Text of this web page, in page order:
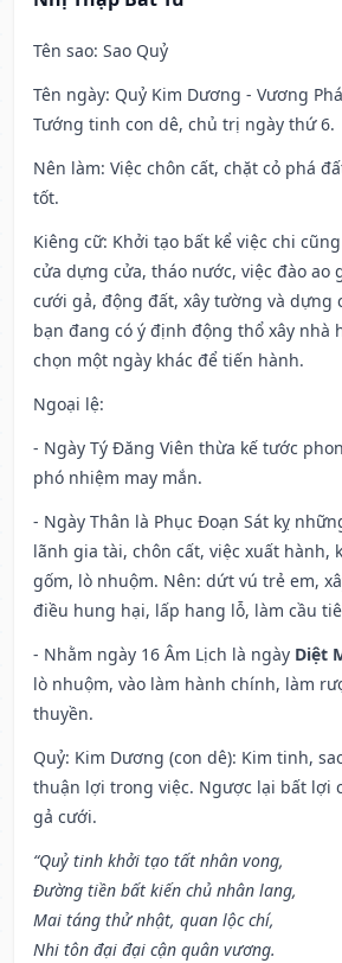
Tên sao: Sao Quỷ
Tên ngày: Quỷ Kim Dương - Vương
Tướng tinh con dê, chủ trị ngày thứ 6.
Nên làm: Việc chôn cất, chặt cỏ phá
tốt.
Kiêng cữ: Khởi tạo bất kể việc chi
cửa dựng cửa, tháo nước, việc đào ao
cưới gả, động đất, xây tường và dựng
bạn đang có ý định động thổ xây nhà
chọn một ngày khác để tiến hành.
Ngoại lệ:
- Ngày Tý Đăng Viên thừa kế tước
phó nhiệm may mắn.
- Ngày Thân là Phục Đoạn Sát kỵ
lãnh gia tài, chôn cất, việc xuất hành,
gốm, lò nhuộm. Nên: dứt vú trẻ em,
điều hung hại, lấp hang lỗ, làm cầu
- Nhằm ngày 16 Âm Lịch là ngày Diệt
lò nhuộm, vào làm hành chính, làm
thuyền.
Quỷ: Kim Dương (con dê): Kim tinh,
thuận lợi trong việc. Ngược lại bất lợi
gả cưới.
“Quỷ tinh khởi tạo tất nhân vong,
Đường tiền bất kiến chủ nhân lang,
Mai táng thử nhật, quan lộc chí,
Nhi tôn đại đại cận quân vương.